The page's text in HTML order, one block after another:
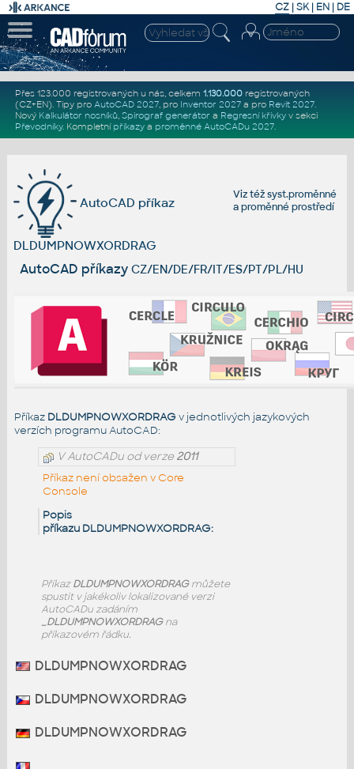
CZ | SK| EN | DE
Přes 123.000 registrovaných u nás, celkem 1.130.000registrovaných
(CZ+EN). Tipy pro AutoCAD 2027, pro Inventor 2027a pro Revit 2027.
Nový Kalkulátor nosníků, Spirograf generátor a Regresní křivkyv sekci
Převodníky. Kompletní příkazya proměnné AutoCADu 2027.
Viz téžsyst.proměnné
aproměnné prostředí
AutoCAD příkaz
DLDUMPNOWXORDRAG
AutoCAD příkazy CZ/EN/DE/FR/IT/ES/PT/PL/HU
Příkaz DLDUMPNOWXORDRAGv jednotlivých jazykových
verzích programu AutoCAD:
V AutoCADu od verze2011
Příkaz není obsažen v Core
Console
Popis
příkazu DLDUMPNOWXORDRAG:
PříkazDLDUMPNOWXORDRAGmůžete
spustit v jakékoliv lokalizované verzi
AutoCADu zadáním
_DLDUMPNOWXORDRAGna
příkazovém řádku.
DLDUMPNOWXORDRAG
DLDUMPNOWXORDRAG
DLDUMPNOWXORDRAG